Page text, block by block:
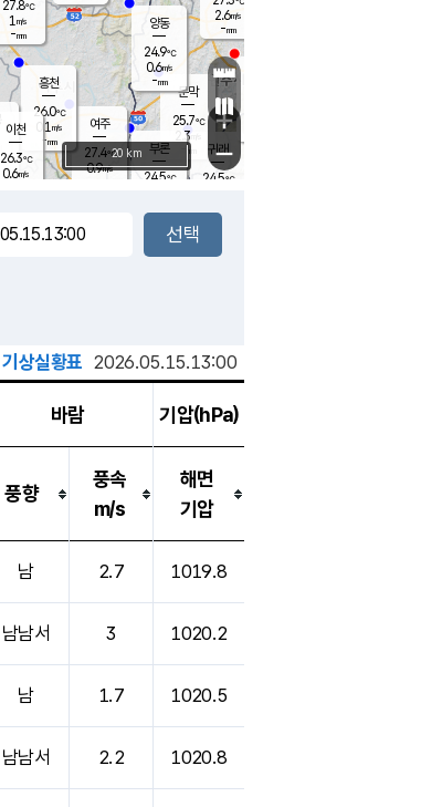
문막
25.7℃
2.3m/s
mm
부론
24.5℃
여주
27.4℃
0.9m/s
양동
24.9℃
0.6m/s
-mm
장호원
흥천
26.0℃
0.1 m/s
-mm
귀래
24.5℃
2.6m/s
-mm
이천
26.3℃
0.6m/s
27.8℃
1 m/s
-mm
+
−
20 km
기상실황표 2026.05.15.13:00
바람 기압(hPa)
풍향
풍속
m/s
해면
기압
남 2.7 1019.8
남남서 3 1020.2
남 1.7 1020.5
남남서 2.2 1020.8